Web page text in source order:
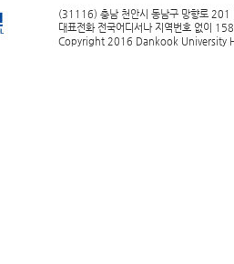
(31116) 충남 천안시 동남구 망향로 201
대표전화 전국어디서나 지역번호 없이
Copyright 2016 Dankook University